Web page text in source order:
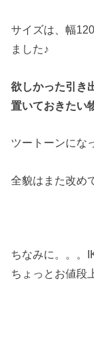
サイズは、幅
ました♪
欲しかった引き
置いておきたい
ツートーンにな
全貌はまた改め
ちなみに。。。
ちょっとお値段